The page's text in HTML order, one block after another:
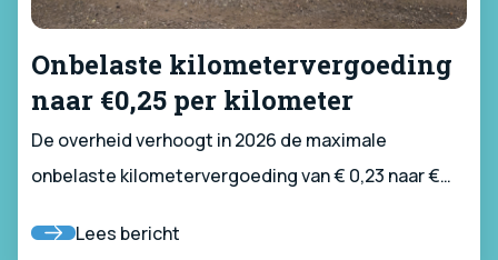
Onbelaste kilometervergoeding
naar €0,25 per kilometer
De overheid verhoogt in 2026 de maximale
onbelaste kilometervergoeding van € 0,23 naar €
hebben voor werknemers die gebruikmaken van een
Lees bericht